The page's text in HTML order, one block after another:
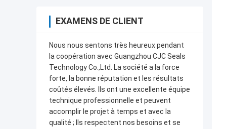
EXAMENS DE CLIENT
Nous nous sentons très heureux pendant
la coopération avec Guangzhou CJC Seals
Technology Co.,Ltd. La société a la force
forte, la bonne réputation et les résultats
coûtés élevés. Ils ont une excellente équipe
technique professionnelle et peuvent
accomplir le projet à temps et avec la
qualité ; Ils respectent nos besoins et se